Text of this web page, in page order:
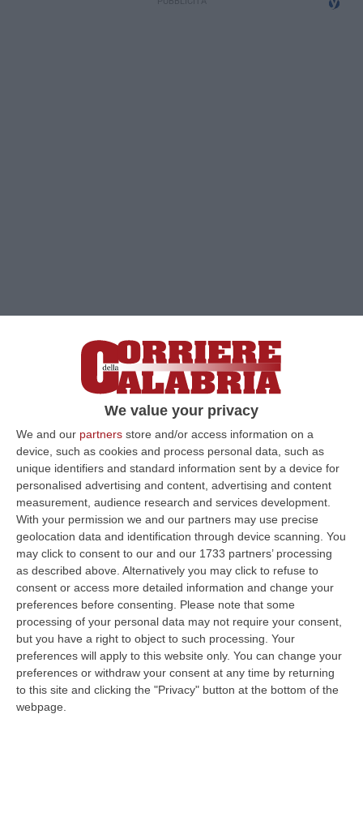
We value your privacy
We and our partners store and/or access information on a
device, such as cookies and process personal data, such as
unique identifiers and standard information sent by a device for
personalised advertising and content, advertising and content
measurement, audience research and services development.
With your permission we and our partners may use precise
geolocation data and identification through device scanning. You
may click to consent to our and our 1733 partners’ processing
as described above. Alternatively you may click to refuse to
consent or access more detailed information and change your
preferences before consenting. Please note that some
processing of your personal data may not require your consent,
but you have a right to object to such processing. Your
preferences will apply to this website only. You can change your
preferences or withdraw your consent at any time by returning
to this site and clicking the "Privacy" button at the bottom of the
webpage.
Clicca e segui “Corriere della Calabria” su Google News
IlCrotone è una macchina da gol
e con i suoi giocatori offensivi vola anche sul
campo del Team Altamura. 3-1 il risultato
finale grazie alle reti realizzate da
Tumminello e Oviszach.Inutile nella ripresa il
gol del momentaneo 2-1 dei padroni di casa
di Minesso. All’ 11′ Crotone già in vantaggio.
Cross dalla sinistra di Giron e deviazione
vincente di Tumminello che colpisce la parte
interna della traversa e la palla rotola in rete.
Decimo centro in campionato per
l’attaccante pitagorico. Al 19′ arriva il
raddoppio dei rossoblù di Longo con
Oviszach che dopo aver ricevuto palla da